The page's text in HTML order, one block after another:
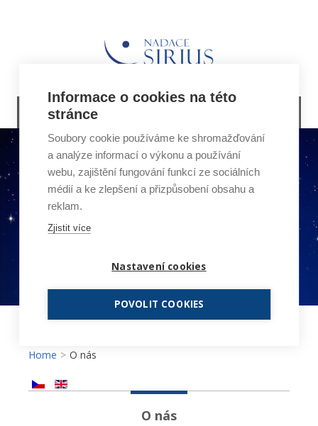
O NÁS
Home > O nás
O nás
Informace o cookies na této
stránce
Soubory cookie používáme ke shromažďování
a analýze informací o výkonu a používání
webu, zajištění fungování funkcí ze sociálních
médií a ke zlepšení a přizpůsobení obsahu a
reklam.
Zjistit více
Nastavení cookies
POVOLIT COOKIES